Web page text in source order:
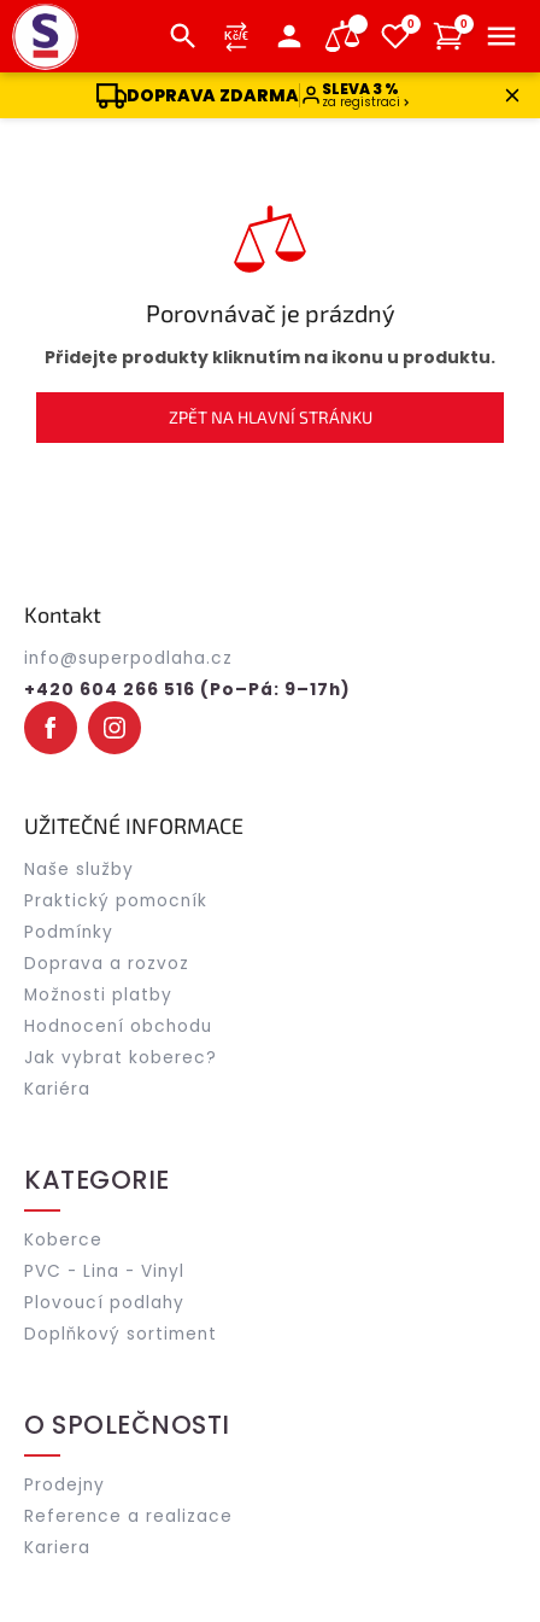
DOPRAVA ZDARMA SLEVA 3 %
za registraci
0 0
Porovnávač je prázdný
Přidejte produkty kliknutím na ikonu u produktu.
ZPĚT NA HLAVNÍ STRÁNKU
Kontakt
info@superpodlaha.cz
+420 604 266 516 (Po–Pá: 9–17h)
UŽITEČNÉ INFORMACE
Naše služby
Praktický pomocník
Podmínky
Doprava a rozvoz
Možnosti platby
Hodnocení obchodu
Jak vybrat koberec?
Kariéra
KATEGORIE
Koberce
PVC - Lina - Vinyl
Plovoucí podlahy
Doplňkový sortiment
O SPOLEČNOSTI
Prodejny
Reference a realizace
Kariera